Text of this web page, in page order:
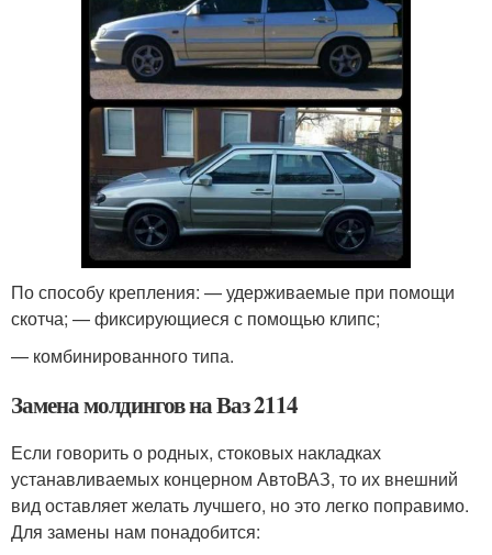
По способу крепления: — удерживаемые при помощи
скотча; — фиксирующиеся с помощью клипс;
— комбинированного типа.
Замена молдингов на Ваз 2114
Если говорить о родных, стоковых накладках
устанавливаемых концерном АвтоВАЗ, то их внешний
вид оставляет желать лучшего, но это легко поправимо.
Для замены нам понадобится: